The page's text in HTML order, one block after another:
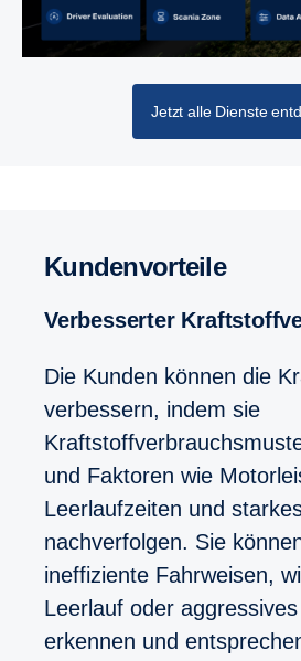
Jetzt alle Dienste
Kundenvorteile
Verbesserter
Die Kunden können die
verbessern, indem sie
und Faktoren wie
Leerlaufzeiten und
nachverfolgen. Sie
ineffiziente Fahrweisen,
Leerlauf oder
erkennen und